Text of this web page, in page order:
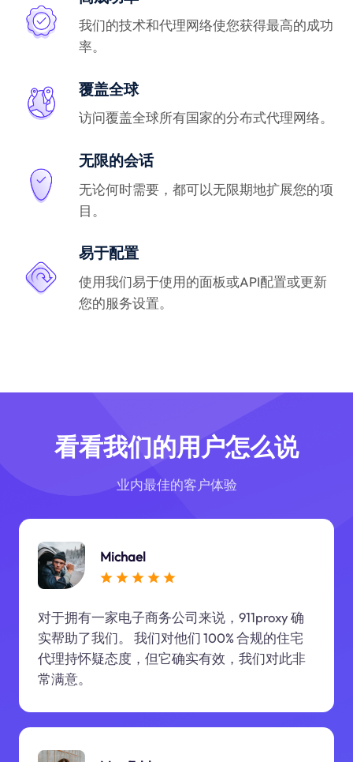
我们的技术和代理网络使您获得最高的成功
率。
覆盖全球
访问覆盖全球所有国家的分布式代理网络。
无限的会话
无论何时需要，都可以无限期地扩展您的项
目。
易于配置
使用我们易于使用的面板或API配置或更新
您的服务设置。
看看我们的用户怎么说
业内最佳的客户体验
Michael
对于拥有一家电子商务公司来说，911proxy 确
实帮助了我们。 我们对他们 100% 合规的住宅
代理持怀疑态度，但它确实有效，我们对此非
常满意。